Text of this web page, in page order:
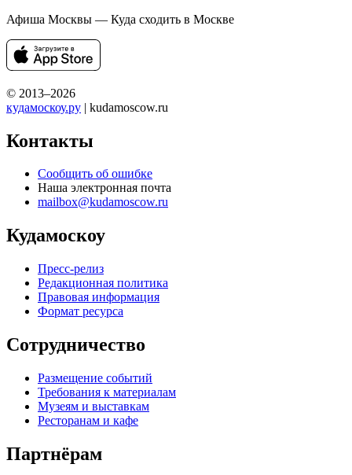
Афиша Москвы — Куда сходить в Москве
© 2013–2026
кудамоскоу.ру | kudamoscow.ru
Контакты
Сообщить об ошибке
Наша электронная почта
mailbox@kudamoscow.ru
Кудамоскоу
Пресс-релиз
Редакционная политика
Правовая информация
Формат ресурса
Сотрудничество
Размещение событий
Требования к материалам
Музеям и выставкам
Ресторанам и кафе
Партнёрам